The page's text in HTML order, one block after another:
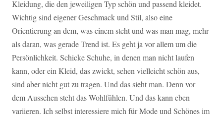
Kleidung, die den jeweiligen Typ schön und passend kleidet.
Wichtig sind eigener Geschmack und Stil, also eine
Orientierung an dem, was einem steht und was man mag, mehr
als daran, was gerade Trend ist. Es geht ja vor allem um die
Persönlichkeit. Schicke Schuhe, in denen man nicht laufen
kann, oder ein Kleid, das zwickt, sehen vielleicht schön aus,
sind aber nicht gut zu tragen. Und das sieht man. Denn vor
dem Aussehen steht das Wohlfühlen. Und das kann eben
variieren. Ich selbst interessiere mich für Mode und Schönes im